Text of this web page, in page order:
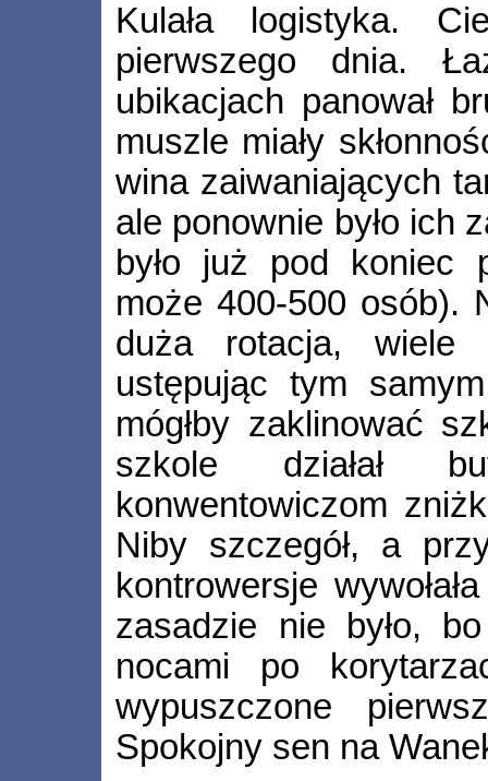
Kulała logistyka.
pierwszego dnia.
ubikacjach panował
muszle miały
wina zaiwaniających
ale ponownie było ich
było już pod koniec
może 400-500 osób).
duża rotacja, wiele
ustępując tym
mógłby zaklinować
szkole działał
konwentowiczom
Niby szczegół, a
kontrowersje
zasadzie nie było,
nocami po
wypuszczone
Spokojny sen na